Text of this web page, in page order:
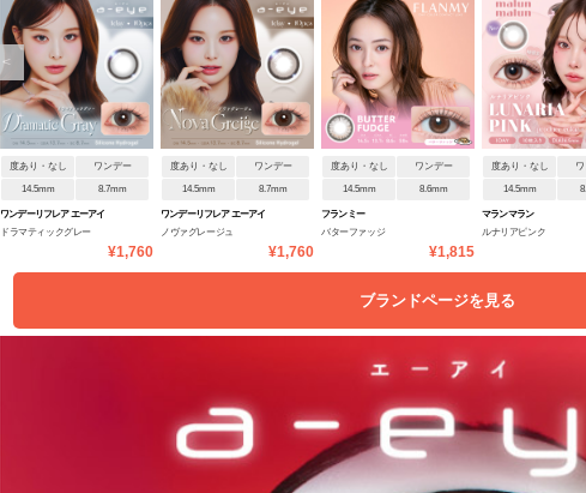
度あり・なし ワンデー
14.5mm 8.7mm
ワンデーリフレア エーアイ
ドラマティックグレー
¥1,760
度あり・なし ワンデー
14.5mm 8.7mm
ワンデーリフレア エーアイ
ノヴァグレージュ
¥1,760
度あり・なし ワンデー
14.5mm 8.6mm
フランミー
バターファッジ
¥1,815
度あり・なし
14.5mm
マランマラン
ルナリアピンク
<
ブランドページを見る